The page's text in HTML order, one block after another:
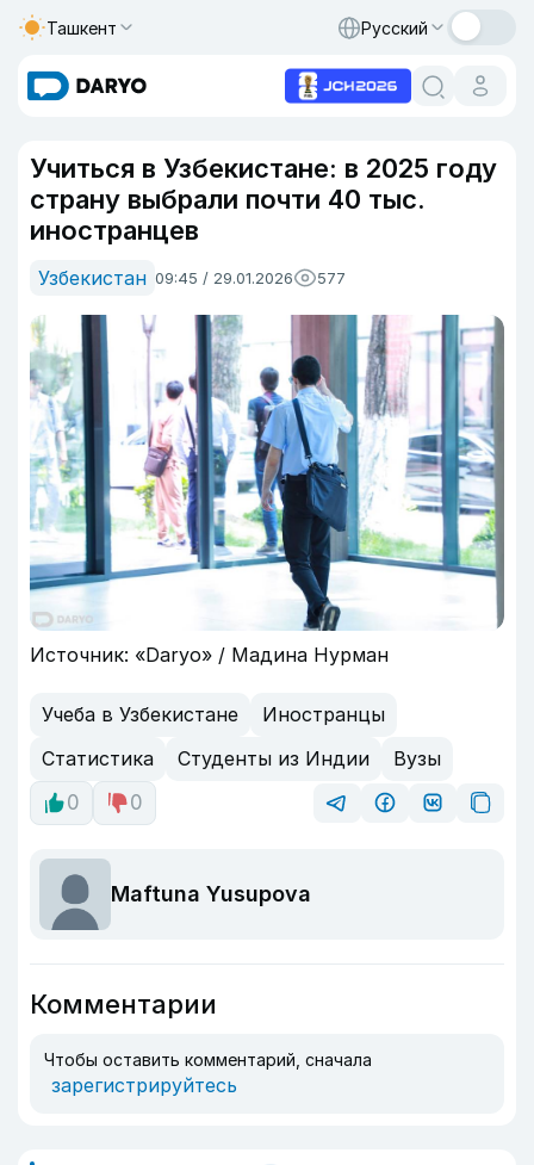
Ташкент Русский
Учиться в Узбекистане: в 2025 году
страну выбрали почти 40 тыс.
иностранцев
Узбекистан 09:45 / 29.01.2026 577
Источник: «Daryo» / Мадина Нурман
Учеба в Узбекистане
Иностранцы
Статистика
Студенты из Индии
Вузы
0
0
Maftuna Yusupova
Комментарии
Чтобы оставить комментарий, сначала
зарегистрируйтесь